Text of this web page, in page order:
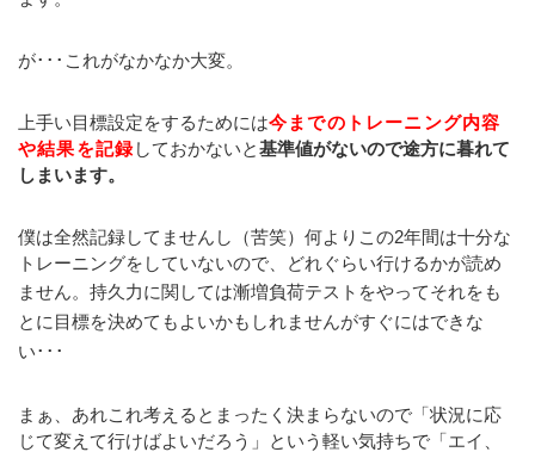
が･･･これがなかなか大変。
上手い目標設定をするためには今までのトレーニング内容
や結果を記録しておかないと基準値がないので途方に暮れて
しまいます。
僕は全然記録してませんし（苦笑）何よりこの2年間は十分な
トレーニングをしていないので、どれぐらい行けるかが読め
ません。 持久力に関しては漸増負荷テストをやってそれをも
とに目標を決めてもよいかもしれませんがすぐにはできな
い･･･
まぁ、あれこれ考えるとまったく決まらないので「状況に応
じて変えて行けばよいだろう」という軽い気持ちで「エイ、